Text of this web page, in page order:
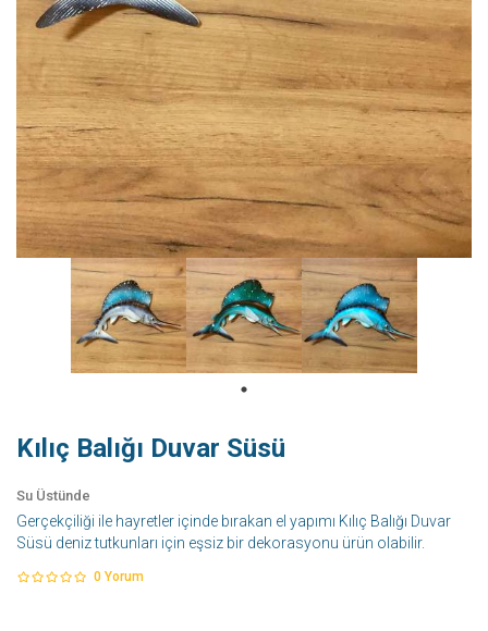
Kılıç Balığı Duvar Süsü
Su Üstünde
Gerçekçiliği ile hayretler içinde bırakan el yapımı Kılıç Balığı Duvar
Süsü deniz tutkunları için eşsiz bir dekorasyonu ürün olabilir.
0 Yorum